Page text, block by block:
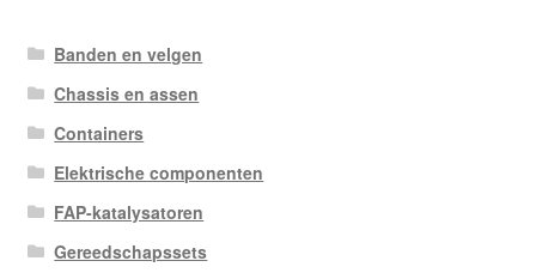
Banden en velgen
Chassis en assen
Containers
Elektrische componenten
FAP-katalysatoren
Gereedschapssets